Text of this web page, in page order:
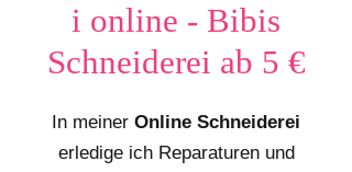
i online - Bibis
Schneiderei ab 5 €
In meiner Online Schneiderei
erledige ich Reparaturen und